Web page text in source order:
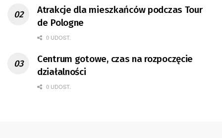
Atrakcje dla mieszkańców podczas Tour
de Pologne
0 UDOST.
Centrum gotowe, czas na rozpoczęcie
działalności
0 UDOST.